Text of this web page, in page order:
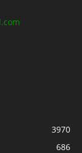
3970
686